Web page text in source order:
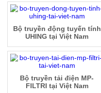
Bộ truyền động tuyến tính
UHING tại Việt Nam
Bộ truyền tải điện MP-
FILTRI tại Việt Nam